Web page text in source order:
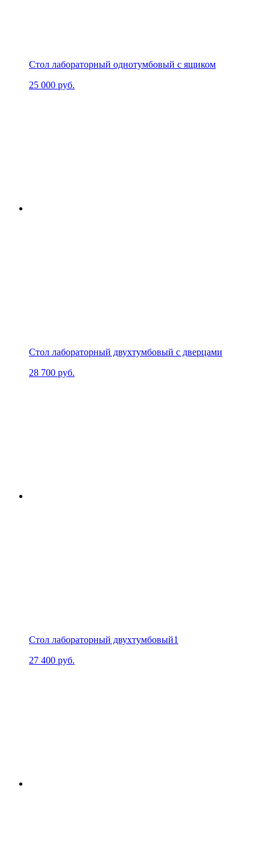
Стол лабораторный однотумбовый с ящиком
25 000 руб.
Стол лабораторный двухтумбовый с дверцами
28 700 руб.
Стол лабораторный двухтумбовый1
27 400 руб.